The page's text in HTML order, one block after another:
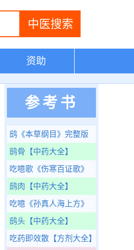
资助
参考书
鸱 《本草纲目》完整版
鸱骨 【中药大全】
吃噫歌 《伤寒百证歌》
鸱肉 【中药大全】
吃噫 《孙真人海上方》
鸱头 【中药大全】
吃药即效散 【方剂大全】